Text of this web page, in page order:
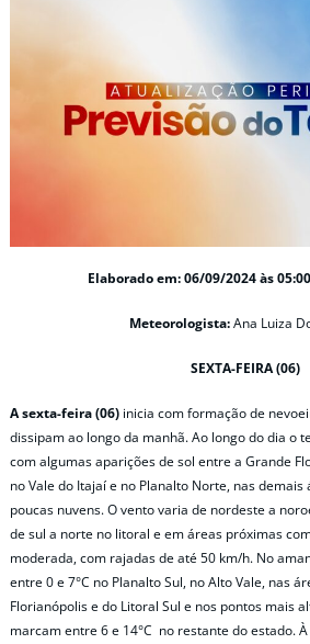
Elaborado em: 06/09/2024 às
Meteorologista:Ana Luiza
SEXTA-FEIRA (06)
A sexta-feira (06) inicia com formação de
dissipam ao longo da manhã. Ao longo do dia o
com algumas aparições de sol entre a Grande
no Vale do Itajaí e no Planalto Norte, nas
poucas nuvens. O vento varia de nordeste a
de sul a norte no litoral e em áreas próximas
moderada, com rajadas de até 50 km/h. No
entre 0 e 7°C no Planalto Sul, no Alto Vale, nas
Florianópolis e do Litoral Sul e nos pontos mais
marcam entre 6 e 14°C no restante do estado.